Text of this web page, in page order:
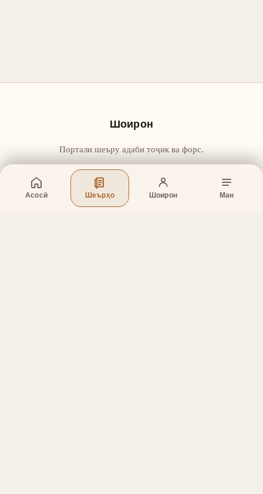
Асосӣ Шеърҳо Шоирон Ман
Шоирон
Портали шеъру адаби тоҷик ва форс.